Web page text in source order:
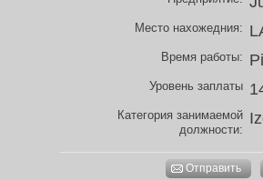
Место нахожедния:
Время работы:
Уровень заплаты
Категория занимаемой
должности:
Отправить